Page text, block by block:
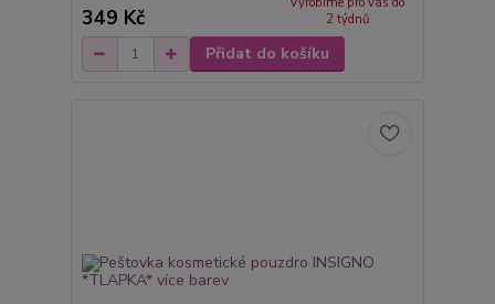
349 Kč
2 týdnů
Přidat do košíku